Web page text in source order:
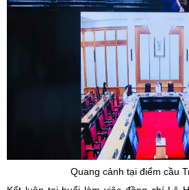
Quang cảnh tại điểm cầu